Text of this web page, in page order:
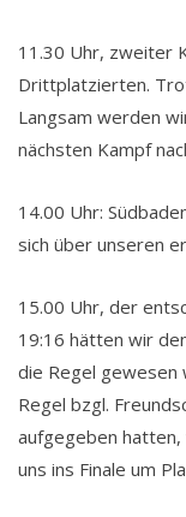
11.30 Uhr, zweiter
Drittplatzierten.
Langsam werden
nächsten Kampf
14.00 Uhr:
sich über unseren
15.00 Uhr, der
19:16 hätten wir
die Regel gewesen
Regel bzgl.
aufgegeben
uns ins Finale um